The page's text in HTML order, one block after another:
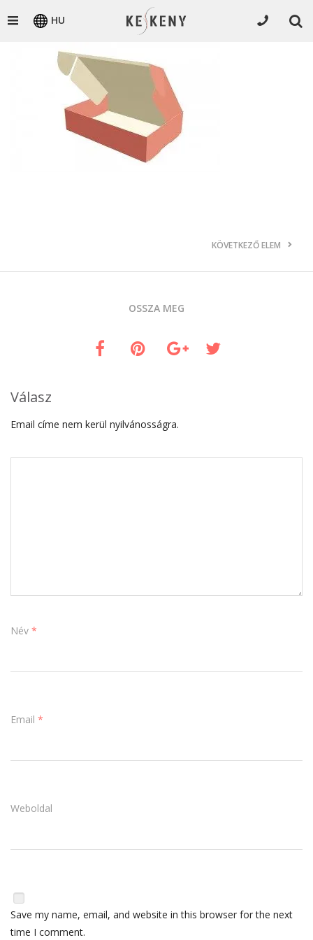
HU
KÖVETKEZŐ ELEM
OSSZA MEG
Válasz
Email címe nem kerül nyilvánosságra.
Név *
Email *
Weboldal
Save my name, email, and website in this browser for the next
time I comment.